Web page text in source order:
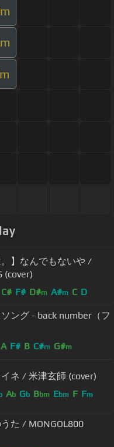
m
m
m
。】なんでもないや /
(cover)
C# F# D#m A#m C D
ング - back number（フ
A F# B C#m G#m
ネ / 米津玄師 (cover)
Ab Gb Bbm Ebm F Fm
た / MONGOL800